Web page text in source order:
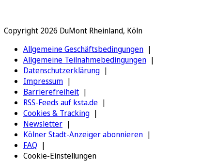
Copyright 2026 DuMont Rheinland, Köln
Allgemeine Geschäftsbedingungen
Allgemeine Teilnahmebedingungen
Datenschutzerklärung
Impressum
Barrierefreiheit
RSS-Feeds auf ksta.de
Cookies & Tracking
Newsletter
Kölner Stadt-Anzeiger abonnieren
FAQ
Cookie-Einstellungen